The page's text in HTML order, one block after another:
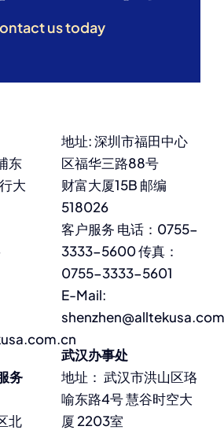
us today
东
大
务
北
地址: 深圳市福田中心
区福华三路88号
财富大厦15B 邮编
518026
客户服务 电话：0755-
3333-5600 传真：
0755-3333-5601
E-Mail:
武汉办事处
地址： 武汉市洪山区珞
喻东路4号 慧谷时空大
厦 2203室